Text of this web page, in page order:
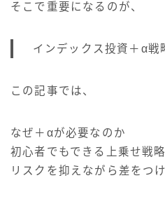
そこで重要になるのが、
インデックス投資＋α戦
この記事では、
なぜ＋αが必要なのか
初心者でもできる上乗せ戦略
リスクを抑えながら差をつ